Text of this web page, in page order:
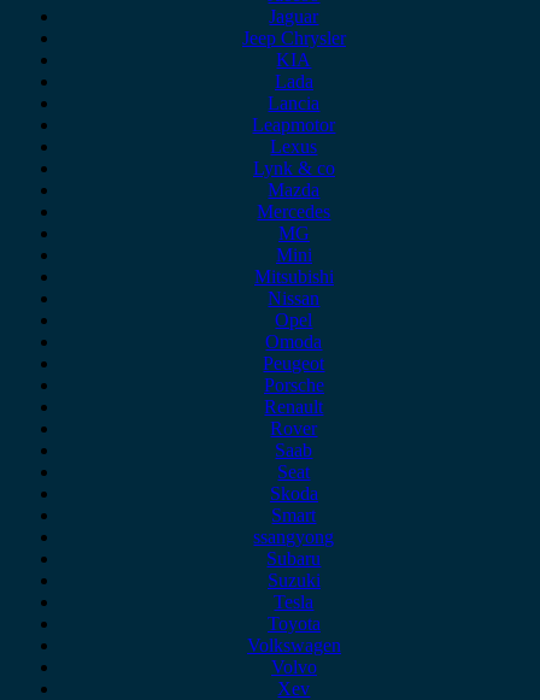
Jaguar
Jeep Chrysler
KIA
Lada
Lancia
Leapmotor
Lexus
Lynk & co
Mazda
Mercedes
MG
Mini
Mitsubishi
Nissan
Opel
Omoda
Peugeot
Porsche
Renault
Rover
Saab
Seat
Skoda
Smart
ssangyong
Subaru
Suzuki
Tesla
Toyota
Volkswagen
Volvo
Xev